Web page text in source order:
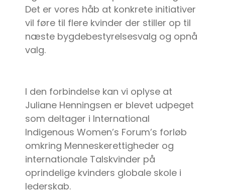
Det er vores håb at konkrete initiativer
vil føre til flere kvinder der stiller op til
næste bygdebestyrelsesvalg og opnå
valg.
I den forbindelse kan vi oplyse at
Juliane Henningsen er blevet udpeget
som deltager i International
Indigenous Women’s Forum’s forløb
omkring Menneskerettigheder og
internationale Talskvinder på
oprindelige kvinders globale skole i
lederskab.